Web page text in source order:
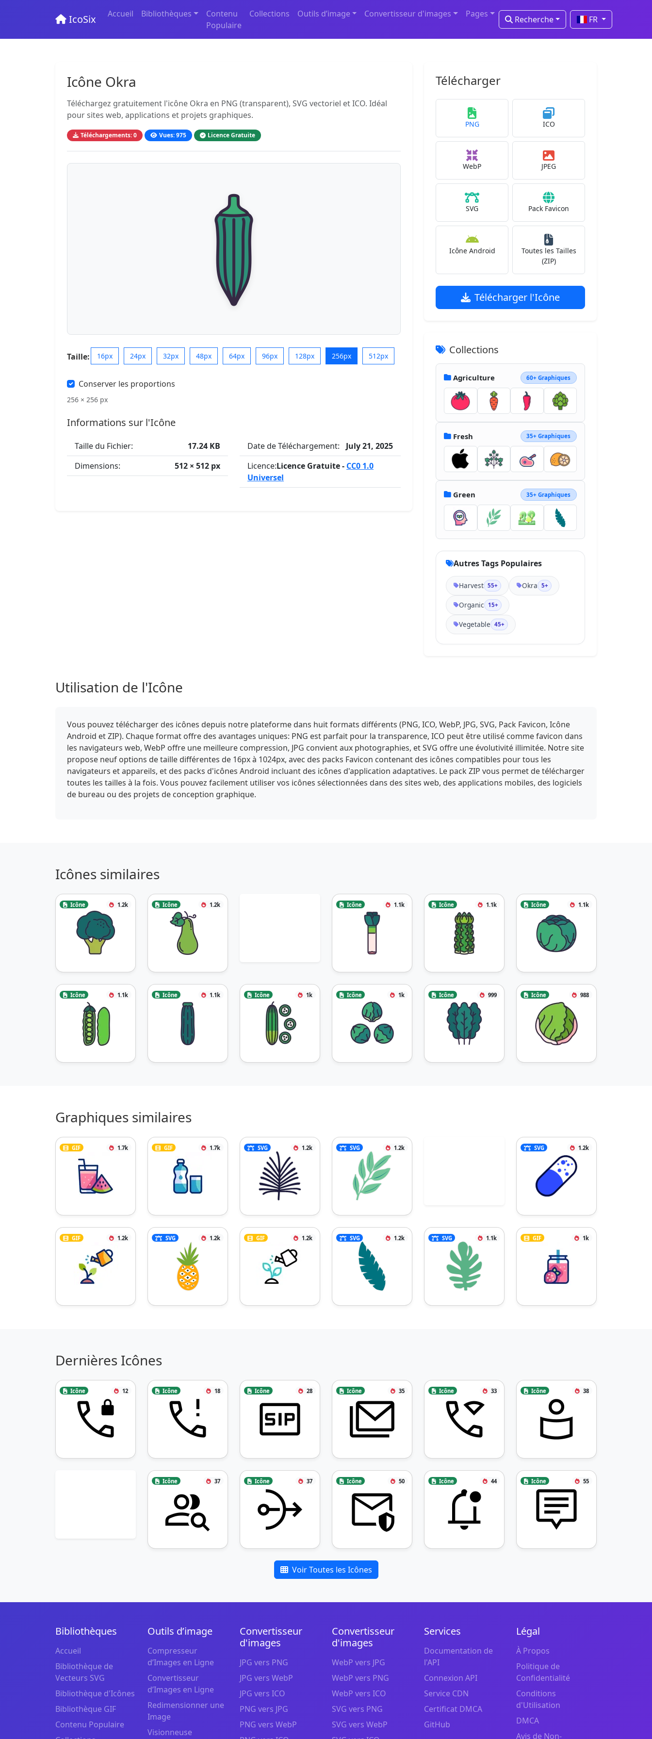
IcoSix Accueil Bibliothèques
Contenu
Populaire
Collections Outils d’image Convertisseur d'images Pages
Recherche FR
Icône Okra
Téléchargez gratuitement l'icône Okra en PNG (transparent), SVG vectoriel et ICO. Idéal
pour sites web, applications et projets graphiques.
Téléchargements: 0 Vues: 975 Licence Gratuite
Taille: 16px 24px 32px 48px 64px 96px 128px 256px 512px
Conserver les proportions
256 × 256 px
Informations sur l'Icône
Taille du Fichier:
17.24 KB
Dimensions:
512 × 512 px
Date de Téléchargement:
July 21, 2025
Licence:Licence Gratuite - CC0 1.0
Universel
Télécharger
PNG ICO
WebP JPEG
SVG Pack Favicon
Icône Android
Toutes les Tailles
(ZIP)
Télécharger l'Icône
Collections
Agriculture 60+ Graphiques
Fresh 35+ Graphiques
Green 35+ Graphiques
Autres Tags Populaires
Harvest 55+ Okra 5+
Organic 15+
Vegetable 45+
Utilisation de l'Icône
Vous pouvez télécharger des icônes depuis notre plateforme dans huit formats différents (PNG, ICO, WebP, JPG, SVG, Pack Favicon, Icône
Android et ZIP). Chaque format offre des avantages uniques: PNG est parfait pour la transparence, ICO peut être utilisé comme favicon dans
les navigateurs web, WebP offre une meilleure compression, JPG convient aux photographies, et SVG offre une évolutivité illimitée. Notre site
propose neuf options de taille différentes de 16px à 1024px, avec des packs Favicon contenant des icônes compatibles pour tous les
navigateurs et appareils, et des packs d'icônes Android incluant des icônes d'application adaptatives. Le pack ZIP vous permet de télécharger
toutes les tailles à la fois. Vous pouvez facilement utiliser vos icônes sélectionnées dans des sites web, des applications mobiles, des logiciels
de bureau ou des projets de conception graphique.
Icônes similaires
Icône 1.2k Icône 1.2k Icône 1.1k Icône 1.1k Icône 1.1k
Icône 1.1k Icône 1.1k Icône 1k Icône 1k Icône 999 Icône 988
Graphiques similaires
GIF 1.7k GIF 1.7k SVG 1.2k SVG 1.2k SVG 1.2k
GIF 1.2k SVG 1.2k GIF 1.2k SVG 1.2k SVG 1.1k GIF 1k
Dernières Icônes
Icône 12 Icône 18 Icône 28 Icône 35 Icône 33 Icône 38
Icône 37 Icône 37 Icône 50 Icône 44 Icône 55
Voir Toutes les Icônes
Bibliothèques
Accueil
Bibliothèque de
Vecteurs SVG
Bibliothèque d'Icônes
Bibliothèque GIF
Contenu Populaire
Outils d’image
Compresseur
d’Images en Ligne
Convertisseur
d’Images en Ligne
Redimensionner une
Image
Visionneuse
Convertisseur
d'images
JPG vers PNG
JPG vers WebP
JPG vers ICO
PNG vers JPG
PNG vers WebP
Convertisseur
d'images
WebP vers JPG
WebP vers PNG
WebP vers ICO
SVG vers PNG
SVG vers WebP
Services
Documentation de
l'API
Connexion API
Service CDN
Certificat DMCA
GitHub
Légal
À Propos
Politique de
Confidentialité
Conditions
d'Utilisation
DMCA
Avis de Non-